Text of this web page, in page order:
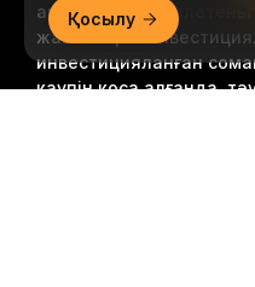
ақпараттық бюллетеньге
жазылыңыз.
инвестицияланған
қаупін қоса алғанда,
Қосылу